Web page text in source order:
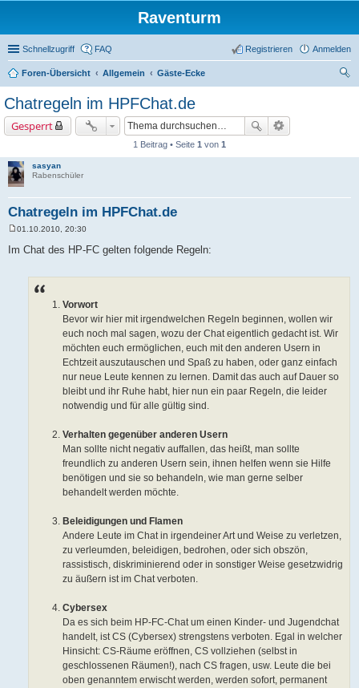
Raventurm
Schnellzugriff FAQ Anmelden
Registrieren
Foren-Übersicht Allgemein
Gäste-Ecke
Chatregeln im HPFChat.de
Gesperrt
1 Beitrag • Seite 1 von 1
sasyan
Rabenschüler
Chatregeln im HPFChat.de
i
01.10.2010, 20:30
Im Chat des HP-FC gelten folgende Regeln:
Vorwort
Bevor wir hier mit irgendwelchen Regeln beginnen, wollen wir
euch noch mal sagen, wozu der Chat eigentlich gedacht ist. Wir
möchten euch ermöglichen, euch mit den anderen Usern in
Echtzeit auszutauschen und Spaß zu haben, oder ganz einfach
nur neue Leute kennen zu lernen. Damit das auch auf Dauer so
bleibt und ihr Ruhe habt, hier nun ein paar Regeln, die leider
notwendig und für alle gültig sind.
Verhalten gegenüber anderen Usern
Man sollte nicht negativ auffallen, das heißt, man sollte
freundlich zu anderen Usern sein, ihnen helfen wenn sie Hilfe
benötigen und sie so behandeln, wie man gerne selber
behandelt werden möchte.
Beleidigungen und Flamen
Andere Leute im Chat in irgendeiner Art und Weise zu verletzen,
zu verleumden, beleidigen, bedrohen, oder sich obszön,
rassistisch, diskriminierend oder in sonstiger Weise gesetzwidrig
zu äußern ist im Chat verboten.
Cybersex
Da es sich beim HP-FC-Chat um einen Kinder- und Jugendchat
handelt, ist CS (Cybersex) strengstens verboten. Egal in welcher
Hinsicht: CS-Räume eröffnen, CS vollziehen (selbst in
geschlossenen Räumen!), nach CS fragen, usw. Leute die bei
oben genanntem erwischt werden, werden sofort, permanent